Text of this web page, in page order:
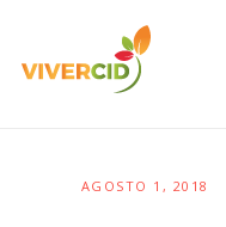
AGOSTO 1, 2018